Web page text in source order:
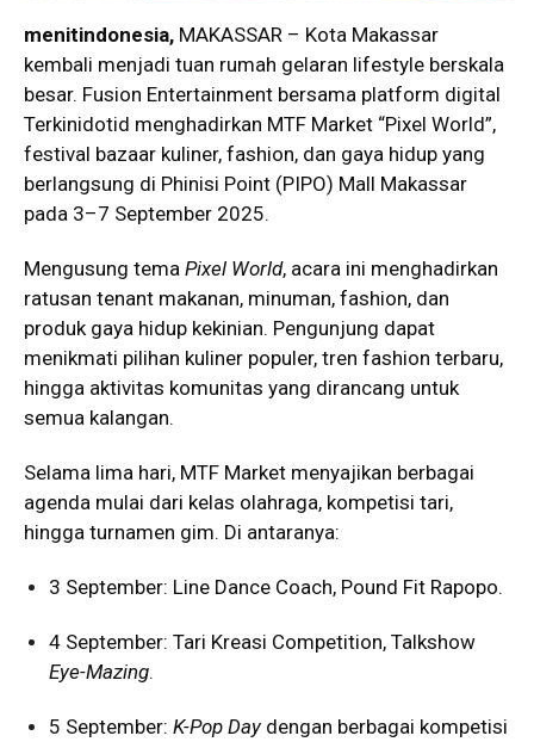
menitindonesia, MAKASSAR – Kota Makassar
kembali menjadi tuan rumah gelaran lifestyle berskala
besar. Fusion Entertainment bersama platform digital
Terkinidotid menghadirkan MTF Market “Pixel World”,
festival bazaar kuliner, fashion, dan gaya hidup yang
berlangsung di Phinisi Point (PIPO) Mall Makassar
pada 3–7 September 2025.
Mengusung tema Pixel World, acara ini menghadirkan
ratusan tenant makanan, minuman, fashion, dan
produk gaya hidup kekinian. Pengunjung dapat
menikmati pilihan kuliner populer, tren fashion terbaru,
hingga aktivitas komunitas yang dirancang untuk
semua kalangan.
Selama lima hari, MTF Market menyajikan berbagai
agenda mulai dari kelas olahraga, kompetisi tari,
hingga turnamen gim. Di antaranya:
3 September: Line Dance Coach, Pound Fit Rapopo.
4 September: Tari Kreasi Competition, Talkshow
Eye-Mazing.
5 September: K-Pop Daydengan berbagai kompetisi